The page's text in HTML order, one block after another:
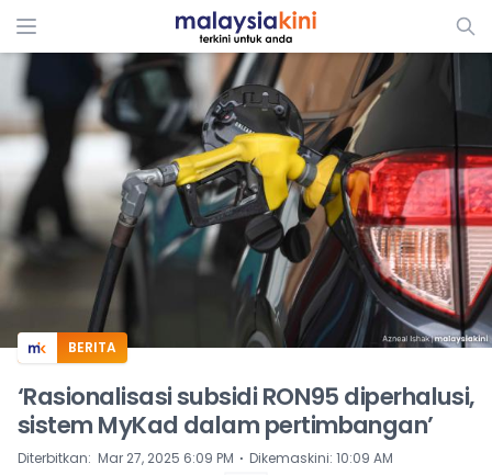
ADS
BERITA
‘Rasionalisasi subsidi RON95 diperhalusi,
sistem MyKad dalam pertimbangan’
Diterbitkan: Mar 27, 2025 6:09 PM ⋅ Dikemaskini: 10:09 AM